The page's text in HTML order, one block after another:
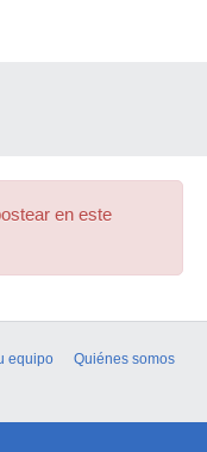
en este
equipo
Quiénes somos